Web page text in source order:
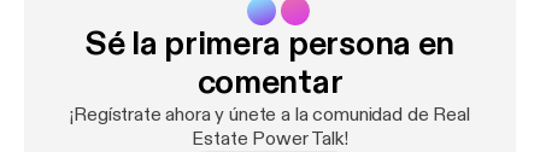
your business for the GOOD! Listen in as we go
over our favorite Ahas and a special shout out to
CINC, John Marrone, Ryan Smith, Joe Maez, Gil
Ramos, Goran Jevtovic, Geoff Zahler as they all
shared golden nuggets on Core Values, Culture,
Sé la primera persona en
comentar
¡Regístrate ahora y únete a la comunidad de Real
Estate Power Talk!